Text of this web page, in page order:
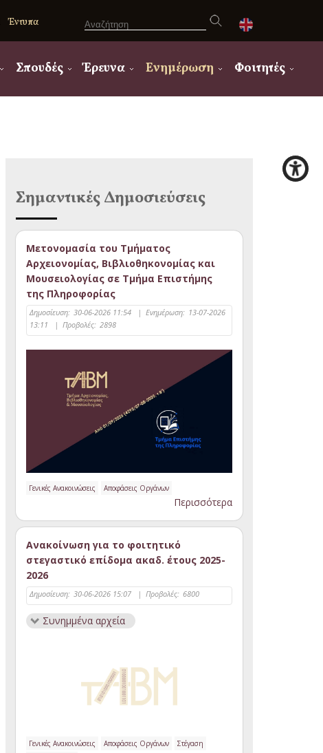
Έντυπα
Σπουδές Έρευνα Ενημέρωση Φοιτητές
Σημαντικές Δημοσιεύσεις
Μετονομασία του Τμήματος
Αρχειονομίας, Βιβλιοθηκονομίας και
Μουσειολογίας σε Τμήμα Επιστήμης
της Πληροφορίας
Δημοσίευση: 30-06-2026 11:54 | Ενημέρωση: 13-07-2026
13:11
| Προβολές: 2898
Γενικές Ανακοινώσεις Αποφάσεις Οργάνων
Περισσότερα
Ανακοίνωση για το φοιτητικό
στεγαστικό επίδομα ακαδ. έτους 2025-
2026
Δημοσίευση: 30-06-2026 15:07 | Προβολές: 6800
Συνημμένα αρχεία
Γενικές Ανακοινώσεις Αποφάσεις Οργάνων
Στέγαση